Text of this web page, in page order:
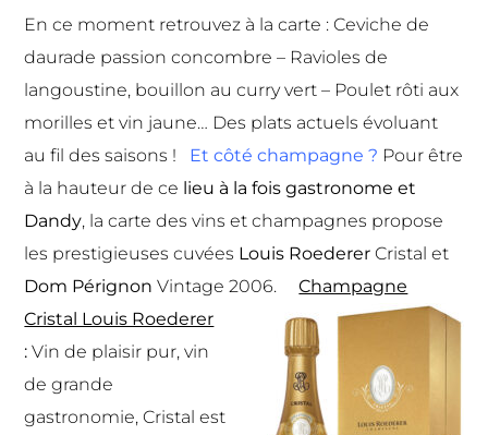
En ce moment retrouvez à la carte : Ceviche de
daurade passion concombre – Ravioles de
langoustine, bouillon au curry vert – Poulet rôti aux
morilles et vin jaune… Des plats actuels évoluant
au fil des saisons ! Et côté champagne ? Pour être
à la hauteur de ce lieu à la fois gastronome et
Dandy, la carte des vins et champagnes propose
les prestigieuses cuvées Louis Roederer Cristal et
Dom Pérignon Vintage 2006.
Champagne
Cristal Louis Roederer
: Vin de plaisir pur, vin
de grande
gastronomie, Cristal est